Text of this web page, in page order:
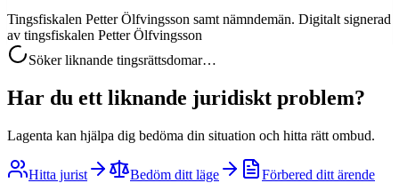
Tingsfiskalen Petter Ölfvingsson samt nämndemän. Digitalt signerad
av tingsfiskalen Petter Ölfvingsson
Söker liknande tingsrättsdomar…
Har du ett liknande juridiskt problem?
Lagenta kan hjälpa dig bedöma din situation och hitta rätt ombud.
Hitta jurist Bedöm ditt läge Förbered ditt ärende